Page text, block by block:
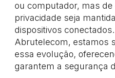
ou computador, mas
privacidade seja
dispositivos
Abrutelecom, estamos
essa evolução,
garantem a segurança